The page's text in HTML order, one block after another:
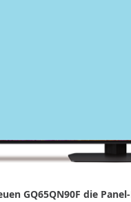
GQ65QN90F die